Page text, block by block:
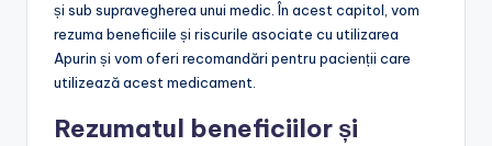
și sub supravegherea unui medic. În acest capitol, vom
rezuma beneficiile și riscurile asociate cu utilizarea
Apurin și vom oferi recomandări pentru pacienții care
utilizează acest medicament.
Rezumatul beneficiilor și